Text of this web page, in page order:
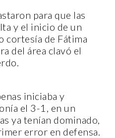
para que las
y el inicio de un
cortesía de Fátima
del área clavó el
iniciaba y
el 3-1, en un
ya tenían dominado,
error en defensa.